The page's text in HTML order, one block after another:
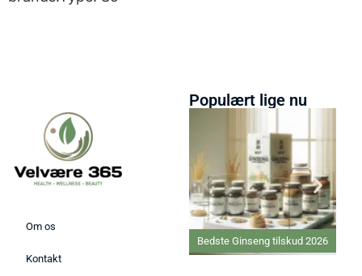
Om os
Kontakt
Populært lige nu
Bedste Ginseng tilskud 2026